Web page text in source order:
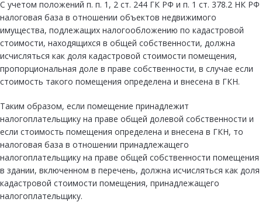
С учетом положений п. п. 1, 2 ст. 244 ГК РФ и п. 1 ст. 378.2 НК РФ
налоговая база в отношении объектов недвижимого
имущества, подлежащих налогообложению по кадастровой
стоимости, находящихся в общей собственности, должна
исчисляться как доля кадастровой стоимости помещения,
пропорциональная доле в праве собственности, в случае если
стоимость такого помещения определена и внесена в ГКН.
Таким образом, если помещение принадлежит
налогоплательщику на праве общей долевой собственности и
если стоимость помещения определена и внесена в ГКН, то
налоговая база в отношении принадлежащего
налогоплательщику на праве общей собственности помещения
в здании, включенном в перечень, должна исчисляться как доля
кадастровой стоимости помещения, принадлежащего
налогоплательщику.